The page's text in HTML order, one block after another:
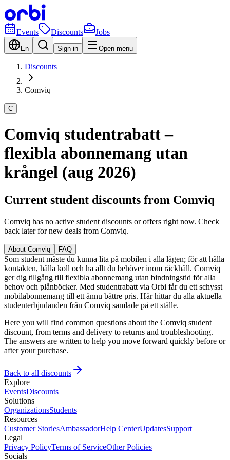
Events Discounts Jobs
En Sign in Open menu
Discounts
Comviq
C
Comviq studentrabatt –
flexibla abonnemang utan
krångel (aug 2026)
Current student discounts from Comviq
Comviq has no active student discounts or offers right now. Check
back later for new deals from Comviq.
About Comviq FAQ
Som student måste du kunna lita på mobilen i alla lägen; för att hålla
kontakten, hålla koll och ha allt du behöver inom räckhåll. Comviq
ger dig tillgång till flexibla abonnemang utan bindningstid för alla
behov och plånböcker. Med studentrabatt via Orbi får du ett schysst
mobilabonnemang till ett ännu bättre pris. Här hittar du alla aktuella
studenterbjudanden från Comviq samlade på ett ställe.
Here you will find common questions about the Comviq student
discount, from terms and delivery to returns and troubleshooting.
The answers are written to help you move forward quickly before or
after your purchase.
Back to all discounts
Explore
EventsDiscounts
Solutions
OrganizationsStudents
Resources
Customer StoriesAmbassadorHelp CenterUpdatesSupport
Legal
Privacy PolicyTerms of ServiceOther Policies
Socials